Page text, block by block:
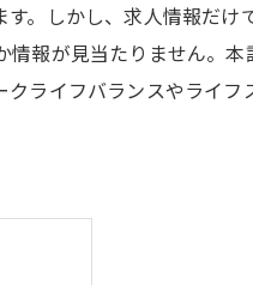
。しかし、求人情報だけ
報が見当たりません。
ライフバランスやライフ